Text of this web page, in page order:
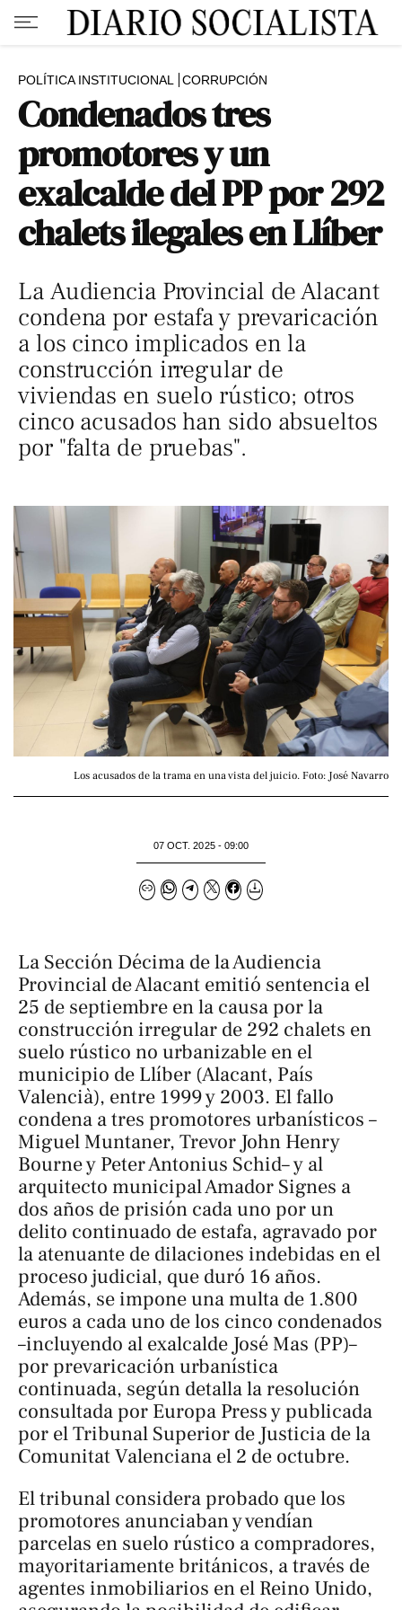
POLÍTICA INSTITUCIONAL CORRUPCIÓN
Condenados tres
promotores y un
exalcalde del PP por 292
chalets ilegales en Llíber
La Audiencia Provincial de Alacant
condena por estafa y prevaricación
a los cinco implicados en la
construcción irregular de
viviendas en suelo rústico; otros
cinco acusados han sido absueltos
por "falta de pruebas".
Los acusados de la trama en una vista del juicio. Foto: José Navarro
07 OCT. 2025 - 09:00
La Sección Décima de la Audiencia
Provincial de Alacant emitió sentencia el
25 de septiembre en la causa por la
construcción irregular de 292 chalets en
suelo rústico no urbanizable en el
municipio de Llíber (Alacant, País
Valencià), entre 1999 y 2003. El fallo
condena a tres promotores urbanísticos –
Miguel Muntaner, Trevor John Henry
Bourne y Peter Antonius Schid– y al
arquitecto municipal Amador Signes a
dos años de prisión cada uno por un
delito continuado de estafa, agravado por
la atenuante de dilaciones indebidas en el
proceso judicial, que duró 16 años.
Además, se impone una multa de 1.800
euros a cada uno de los cinco condenados
–incluyendo al exalcalde José Mas (PP)–
por prevaricación urbanística
continuada, según detalla la resolución
consultada por Europa Press y publicada
por el Tribunal Superior de Justicia de la
Comunitat Valenciana el 2 de octubre.
El tribunal considera probado que los
promotores anunciaban y vendían
parcelas en suelo rústico a compradores,
mayoritariamente británicos, a través de
agentes inmobiliarios en el Reino Unido,